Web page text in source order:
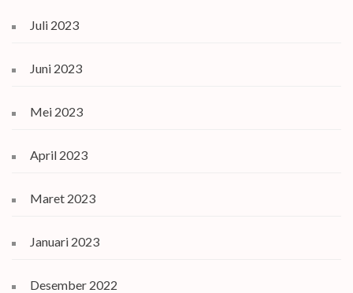
Juli 2023
Juni 2023
Mei 2023
April 2023
Maret 2023
Januari 2023
Desember 2022